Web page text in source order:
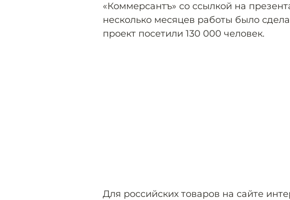
«Коммерсантъ» со ссылкой на
несколько месяцев работы было
проект посетили 130 000 человек.
Для российских товаров на сайте